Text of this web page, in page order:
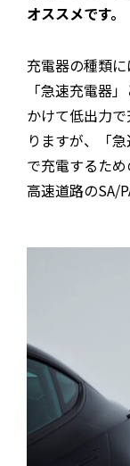
オススメです。
充電器の種類
「急速充電器
かけて低出力
りますが、「
で充電するた
高速道路のSA/